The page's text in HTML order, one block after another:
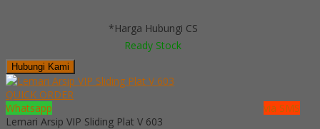
*Harga Hubungi CS
Ready Stock
Hubungi Kami
QUICK ORDER
Whatsapp
via SMS
Lemari Arsip VIP Sliding Plat V 603